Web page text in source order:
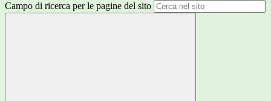
Campo di ricerca per le pagine del sito